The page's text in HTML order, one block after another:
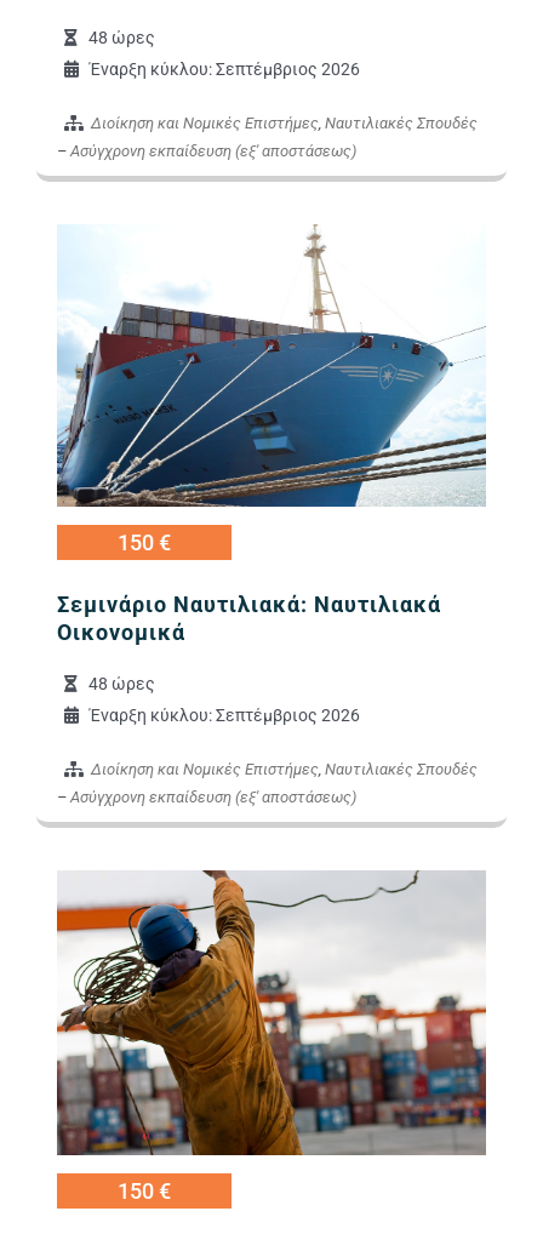
48 ώρες
Έναρξη κύκλου: Σεπτέμβριος 2026
Διοίκηση και Νομικές Επιστήμες ,Ναυτιλιακές Σπουδές
–Ασύγχρονη εκπαίδευση (εξ' αποστάσεως)
150 €
Σεμινάριο Ναυτιλιακά: Ναυτιλιακά
Οικονομικά
48 ώρες
Έναρξη κύκλου: Σεπτέμβριος 2026
Διοίκηση και Νομικές Επιστήμες ,Ναυτιλιακές Σπουδές
–Ασύγχρονη εκπαίδευση (εξ' αποστάσεως)
150 €